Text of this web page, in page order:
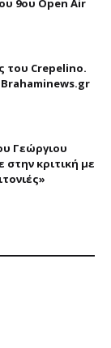
9ου Open Air
του Crepelino.
Γεώργιου
κριτική με